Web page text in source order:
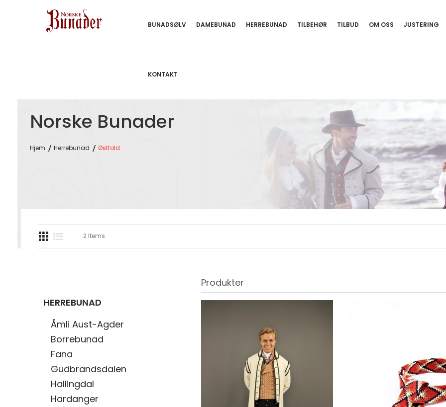
BUNADSØLV DAMEBUNAD HERREBUNAD TILBEHØR TILBUD OM OSS JUSTERING
KONTAKT
Norske Bunader
Hjem Herrebunad Østfold
HERREBUNAD
Åmli Aust-Agder
Borrebunad
Fana
Gudbrandsdalen
Hallingdal
Hardanger
Produkter
2 Items